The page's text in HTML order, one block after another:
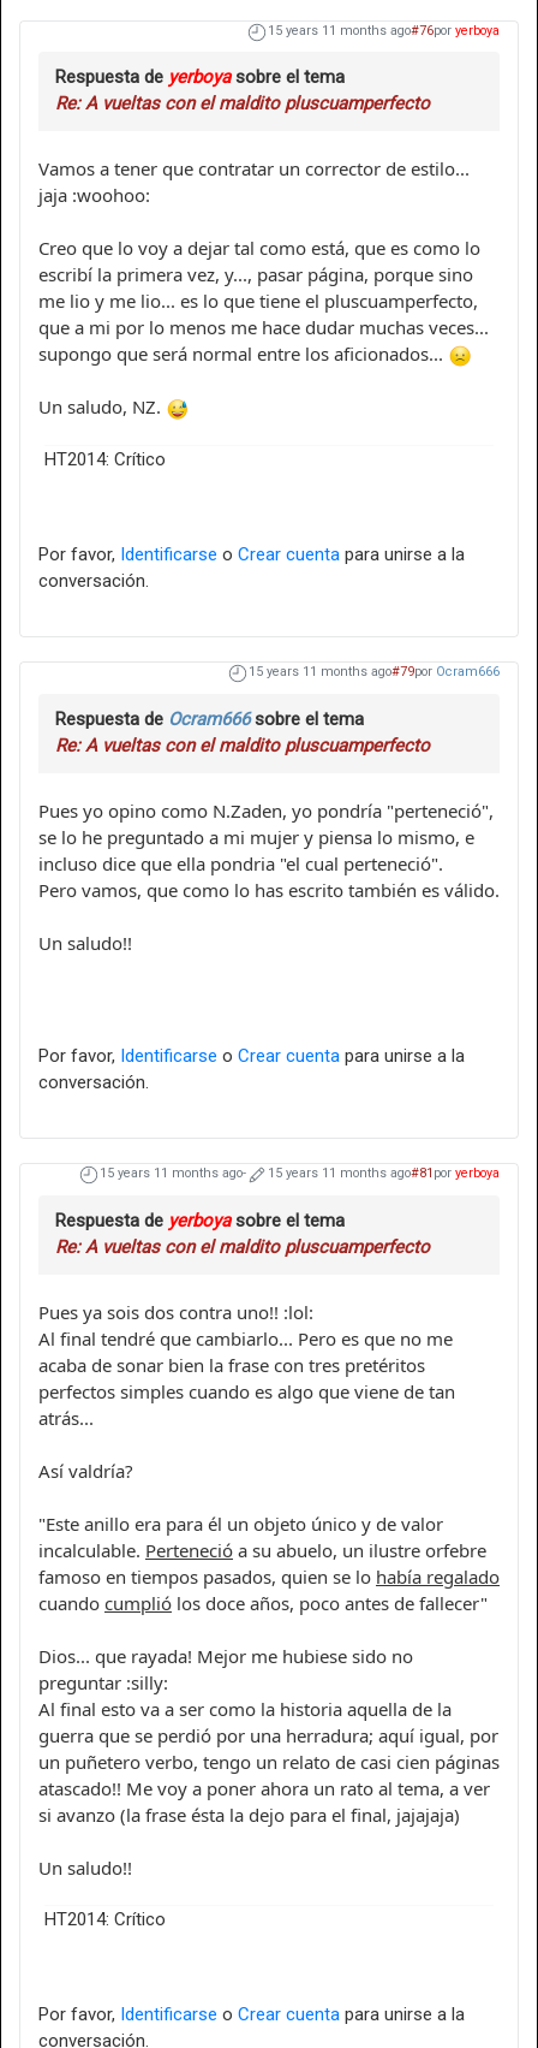
15 years 11 months ago#76por yerboya
Respuesta de yerboyasobre el tema
Re: A vueltas con el maldito pluscuamperfecto
Vamos a tener que contratar un corrector de estilo...
jaja :woohoo:
Creo que lo voy a dejar tal como está, que es como lo
escribí la primera vez, y..., pasar página, porque sino
me lio y me lio... es lo que tiene el pluscuamperfecto,
que a mi por lo menos me hace dudar muchas veces...
supongo que será normal entre los aficionados...
Un saludo, NZ.
HT2014: Crítico
Por favor, Identificarse o Crear cuenta para unirse a la
conversación.
15 years 11 months ago#79por Ocram666
Respuesta de Ocram666sobre el tema
Re: A vueltas con el maldito pluscuamperfecto
Pues yo opino como N.Zaden, yo pondría "perteneció",
se lo he preguntado a mi mujer y piensa lo mismo, e
incluso dice que ella pondria "el cual perteneció".
Pero vamos, que como lo has escrito también es válido.
Un saludo!!
Por favor, Identificarse o Crear cuenta para unirse a la
conversación.
15 years 11 months ago- 15 years 11 months ago#81 por yerboya
Respuesta de yerboyasobre el tema
Re: A vueltas con el maldito pluscuamperfecto
Pues ya sois dos contra uno!! :lol:
Al final tendré que cambiarlo... Pero es que no me
acaba de sonar bien la frase con tres pretéritos
perfectos simples cuando es algo que viene de tan
atrás...
Así valdría?
"Este anillo era para él un objeto único y de valor
incalculable. Perteneció a su abuelo, un ilustre orfebre
famoso en tiempos pasados, quien se lo había regalado
cuando cumplió los doce años, poco antes de fallecer"
Dios... que rayada! Mejor me hubiese sido no
preguntar :silly:
Al final esto va a ser como la historia aquella de la
guerra que se perdió por una herradura; aquí igual, por
un puñetero verbo, tengo un relato de casi cien páginas
atascado!! Me voy a poner ahora un rato al tema, a ver
si avanzo (la frase ésta la dejo para el final, jajajaja)
Un saludo!!
HT2014: Crítico
Por favor, Identificarse o Crear cuenta para unirse a la
conversación.